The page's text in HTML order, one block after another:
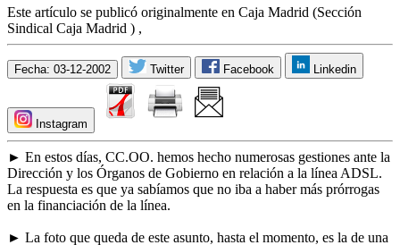
Este artículo se publicó originalmente en Caja Madrid (Sección
Sindical Caja Madrid ) ,
Fecha: 03-12-2002 Twitter Facebook Linkedin
Instagram
► En estos días, CC.OO. hemos hecho numerosas gestiones ante la
Dirección y los Órganos de Gobierno en relación a la línea ADSL.
La respuesta es que ya sabíamos que no iba a haber más prórrogas
en la financiación de la línea.
► La foto que queda de este asunto, hasta el momento, es la de una